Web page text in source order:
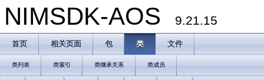
NIMSDK-AOS 9.21.15
首页 相关页面 包 类 文件
类列表 类索引 类继承关系 类成员